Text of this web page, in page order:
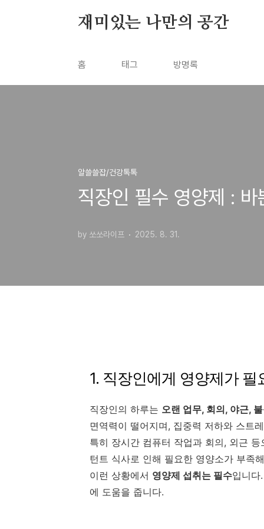
재미있는 나만의 공간
홈 태그 방명록
알쓸쓸잡/건강톡톡
직장인 필수 영양제 :
by 쏘쏘라이프 2025. 8. 31.
1. 직장인에게 영양제가 필
직장인의 하루는 오랜 업무, 회의, 야근,
면역력이 떨어지며, 집중력 저하와 스트
특히 장시간 컴퓨터 작업과 회의, 외근
턴트 식사로 인해 필요한 영양소가 부족
이런 상황에서 영양제 섭취는 필수입니다
에 도움을 줍니다.